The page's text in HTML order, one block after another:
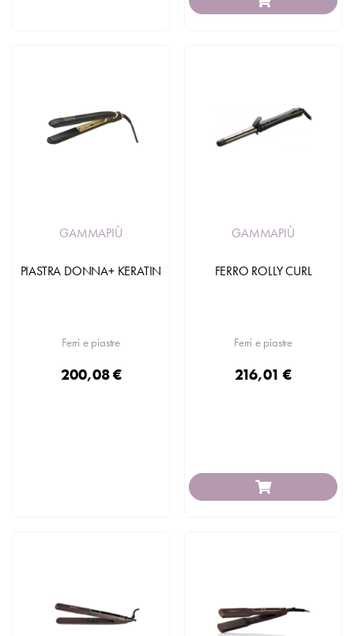
GAMMAPIÙ
PIASTRA DONNA+ KERATIN
Ferri e piastre
200,08 €
GAMMAPIÙ
FERRO ROLLY CURL
Ferri e piastre
216,01 €